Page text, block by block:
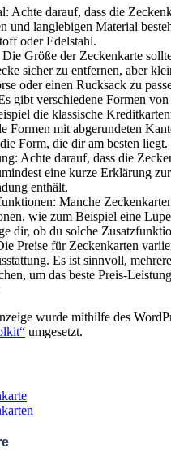
Achte darauf, dass die
und langlebigen Material
oder Edelstahl.
Größe der Zeckenkarte
sicher zu entfernen, aber
oder einen Rucksack zu
gibt verschiedene Formen
die klassische
Formen mit abgerundeten
Form, die dir am besten liegt.
Achte darauf, dass die
eine kurze Erklärung
enthält.
Manche
wie zum Beispiel eine
dir, ob du solche
Preise für Zeckenkarten
Es ist sinnvoll,
um das beste Preis-
wurde mithilfe des
umgesetzt.